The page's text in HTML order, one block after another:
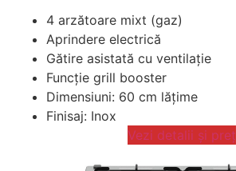
4 arzătoare mixt (gaz)
Aprindere electrică
Gătire asistată cu ventilație
Funcție grill booster
Dimensiuni: 60 cm lățime
Finisaj: Inox
Vezi detalii și preț